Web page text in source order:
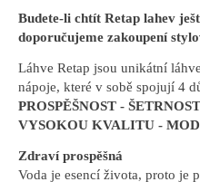
Budete-li chtít Retap lahev
doporučujeme zakoupení
Láhve Retap jsou unikátní
nápoje, které v sobě spojují 4
PROSPĚŠNOST -
VYSOKOU KVALITU -
Zdraví prospěšná
Voda je esencí života, proto je